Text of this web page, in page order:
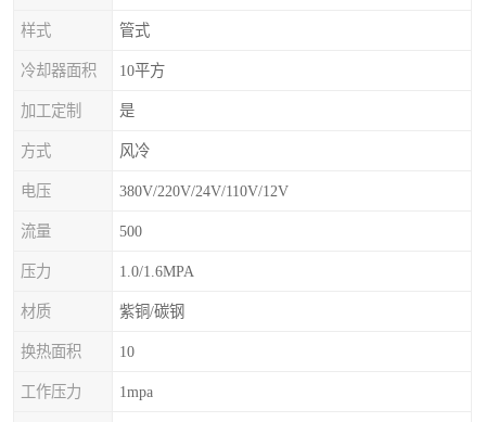
样式 管式
冷却器面积 10平方
加工定制 是
方式 风冷
电压 380V/220V/24V/110V/12V
流量 500
压力 1.0/1.6MPA
材质 紫铜/碳钢
换热面积 10
工作压力 1mpa